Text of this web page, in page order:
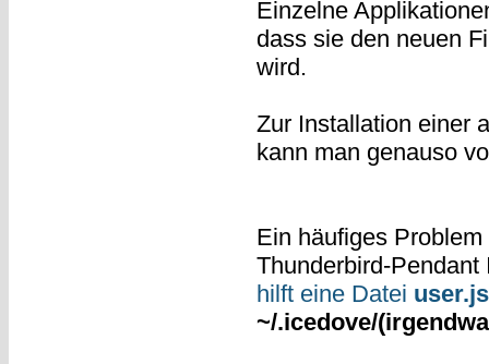
Einzelne
dass sie den neuen
wird.
Zur Installation einer
kann man genauso
Ein häufiges
Thunderbird-
hilft eine Datei user.js
~/.icedove/